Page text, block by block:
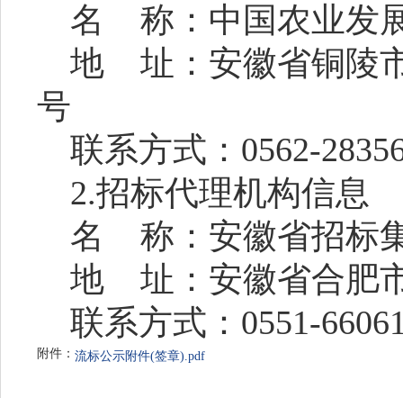
名
称：中国农业发
地
址：安徽省铜陵
号
联系方式： 0562-
2.招标代理机构信息
名
称：安徽省招标
地
址：安徽省合肥
联系方式： 0551-
附件： 流标公示附件(签章).pdf